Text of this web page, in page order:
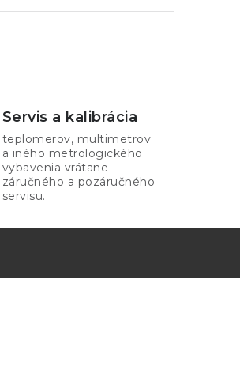
Servis a kalibrácia
teplomerov, multimetrov
a iného metrologického
vybavenia vrátane
záručného a pozáručného
servisu.